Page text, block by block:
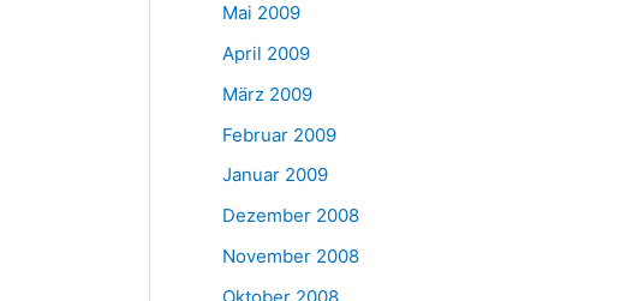
Mai 2009
April 2009
März 2009
Februar 2009
Januar 2009
Dezember 2008
November 2008
Oktober 2008